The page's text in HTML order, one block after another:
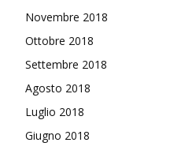
Novembre 2018
Ottobre 2018
Settembre 2018
Agosto 2018
Luglio 2018
Giugno 2018